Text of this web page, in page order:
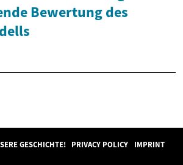
Bewertung des
GESCHICHTE! PRIVACY POLICY IMPRINT